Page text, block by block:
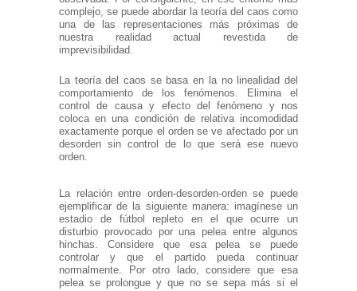
complejo, se puede abordar la teoría del caos como
una de las representaciones más próximas de
nuestra realidad actual revestida de
imprevisibilidad.
La teoría del caos se basa en la no linealidad del
comportamiento de los fenómenos. Elimina el
control de causa y efecto del fenómeno y nos
coloca en una condición de relativa incomodidad
exactamente porque el orden se ve afectado por un
desorden sin control de lo que será ese nuevo
orden.
La relación entre orden-desorden-orden se puede
ejemplificar de la siguiente manera: imagínese un
estadio de fútbol repleto en el que ocurre un
disturbio provocado por una pelea entre algunos
hinchas. Considere que esa pelea se puede
controlar y que el partido pueda continuar
normalmente. Por otro lado, considere que esa
pelea se prolongue y que no se sepa más si el